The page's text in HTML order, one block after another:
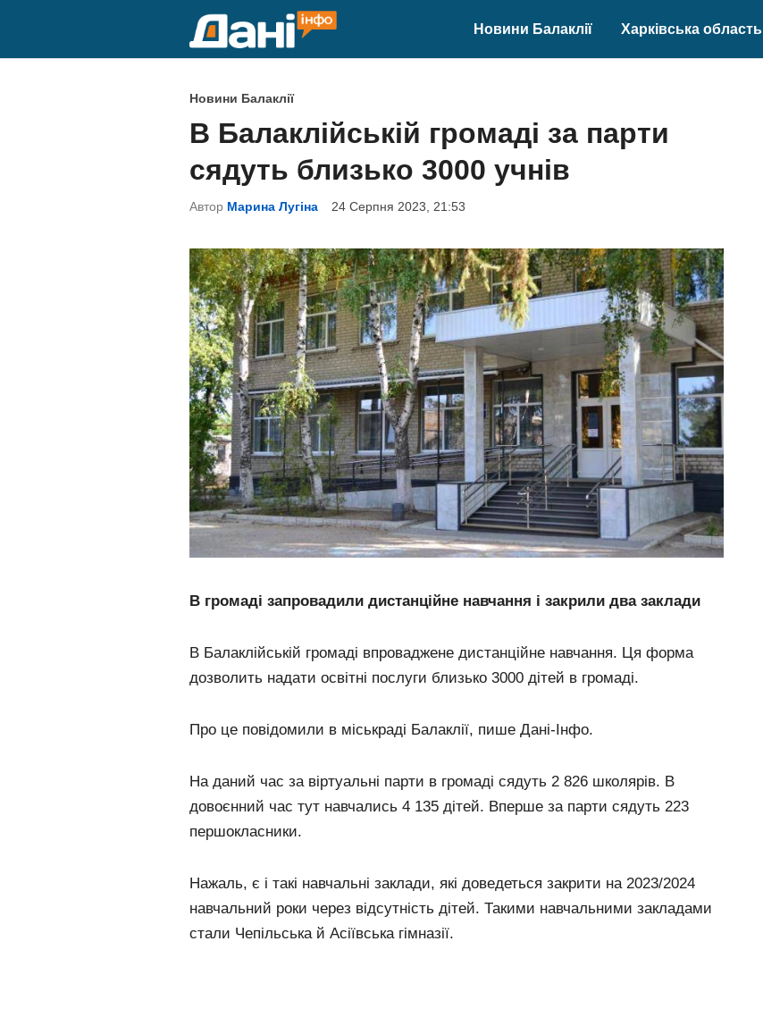
Новини Балаклії Харківська область
P
o
s
t
i
n
Новини Балаклії
В Балаклійській громаді за парти
сядуть близько 3000 учнів
Автор Марина Лугіна 24 Серпня 2023, 21:53
В громаді запровадили дистанційне навчання і закрили два заклади
В Балаклійській громаді впроваджене дистанційне навчання. Ця форма
дозволить надати освітні послуги близько 3000 дітей в громаді.
Про це повідомили в міськраді Балаклії, пише Дані-Інфо.
На даний час за віртуальні парти в громаді сядуть 2 826 школярів. В
довоєнний час тут навчались 4 135 дітей. Вперше за парти сядуть 223
першокласники.
Нажаль, є і такі навчальні заклади, які доведеться закрити на 2023/2024
навчальний роки через відсутність дітей. Такими навчальними закладами
стали Чепільська й Асіївська гімназії.